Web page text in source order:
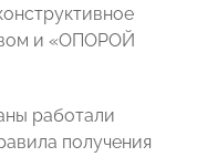
и «ОПОРОЙ
работали
получения